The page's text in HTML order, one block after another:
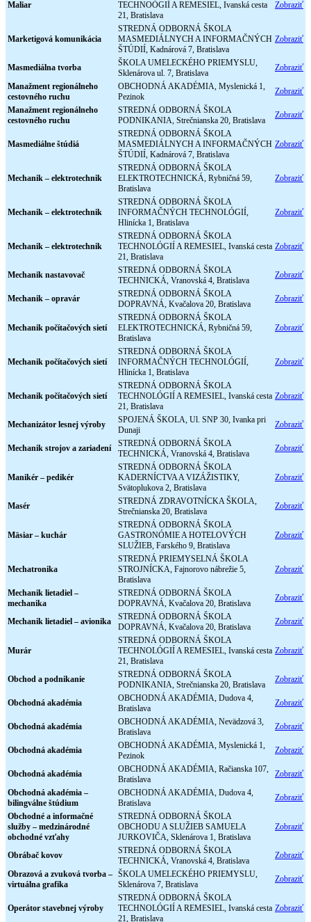
Maliar
TECHNOÓGIÍ A REMESIEL, Ivanská cesta
21, Bratislava
Zobraziť
Marketigová komunikácia
STREDNÁ ODBORNÁ ŠKOLA
MASMEDIÁLNYCH A INFORMAČNÝCH
ŠTÚDIÍ, Kadnárová 7, Bratislava
Zobraziť
Masmediálna tvorba
ŠKOLA UMELECKÉHO PRIEMYSLU,
Sklenárova ul. 7, Bratislava
Zobraziť
Manažment regionálneho
cestovného ruchu
OBCHODNÁ AKADÉMIA, Myslenická 1,
Pezinok
Zobraziť
Manažment regionálneho
cestovného ruchu
STREDNÁ ODBORNÁ ŠKOLA
PODNIKANIA, Strečnianska 20, Bratislava
Zobraziť
Masmediálne štúdiá
STREDNÁ ODBORNÁ ŠKOLA
MASMEDIÁLNYCH A INFORMAČNÝCH
ŠTÚDIÍ, Kadnárová 7, Bratislava
Zobraziť
Mechanik – elektrotechnik
STREDNÁ ODBORNÁ ŠKOLA
ELEKTROTECHNICKÁ, Rybničná 59,
Bratislava
Zobraziť
Mechanik – elektrotechnik
STREDNÁ ODBORNÁ ŠKOLA
INFORMAČNÝCH TECHNOLÓGIÍ,
Hlinícka 1, Bratislava
Zobraziť
Mechanik – elektrotechnik
STREDNÁ ODBORNÁ ŠKOLA
TECHNOLÓGIÍ A REMESIEL, Ivanská cesta
21, Bratislava
Zobraziť
Mechanik nastavovač
STREDNÁ ODBORNÁ ŠKOLA
TECHNICKÁ, Vranovská 4, Bratislava
Zobraziť
Mechanik – opravár
STREDNÁ ODBORNÁ ŠKOLA
DOPRAVNÁ, Kvačalova 20, Bratislava
Zobraziť
Mechanik počítačových sietí
STREDNÁ ODBORNÁ ŠKOLA
ELEKTROTECHNICKÁ, Rybničná 59,
Bratislava
Zobraziť
Mechanik počítačových sietí
STREDNÁ ODBORNÁ ŠKOLA
INFORMAČNÝCH TECHNOLÓGIÍ,
Hlinícka 1, Bratislava
Zobraziť
Mechanik počítačových sietí
STREDNÁ ODBORNÁ ŠKOLA
TECHNOLÓGIÍ A REMESIEL, Ivanská cesta
21, Bratislava
Zobraziť
Mechanizátor lesnej výroby
SPOJENÁ ŠKOLA, Ul. SNP 30, Ivanka pri
Dunaji
Zobraziť
Mechanik strojov a zariadení
STREDNÁ ODBORNÁ ŠKOLA
TECHNICKÁ, Vranovská 4, Bratislava
Zobraziť
Manikér – pedikér
STREDNÁ ODBORNÁ ŠKOLA
KADERNÍCTVA A VIZÁŽISTIKY,
Svätoplukova 2, Bratislava
Zobraziť
Masér
STREDNÁ ZDRAVOTNÍCKA ŠKOLA,
Strečnianska 20, Bratislava
Zobraziť
Mäsiar – kuchár
STREDNÁ ODBORNÁ ŠKOLA
GASTRONÓMIE A HOTELOVÝCH
SLUŽIEB, Farského 9, Bratislava
Zobraziť
Mechatronika
STREDNÁ PRIEMYSELNÁ ŠKOLA
STROJNÍCKA, Fajnorovo nábrežie 5,
Bratislava
Zobraziť
Mechanik lietadiel –
mechanika
STREDNÁ ODBORNÁ ŠKOLA
DOPRAVNÁ, Kvačalova 20, Bratislava
Zobraziť
Mechanik lietadiel – avionika
STREDNÁ ODBORNÁ ŠKOLA
DOPRAVNÁ, Kvačalova 20, Bratislava
Zobraziť
Murár
STREDNÁ ODBORNÁ ŠKOLA
TECHNOLÓGIÍ A REMESIEL, Ivanská cesta
21, Bratislava
Zobraziť
Obchod a podnikanie
STREDNÁ ODBORNÁ ŠKOLA
PODNIKANIA, Strečnianska 20, Bratislava
Zobraziť
Obchodná akadémia
OBCHODNÁ AKADÉMIA, Dudova 4,
Bratislava
Zobraziť
Obchodná akadémia
OBCHODNÁ AKADÉMIA, Nevädzová 3,
Bratislava
Zobraziť
Obchodná akadémia
OBCHODNÁ AKADÉMIA, Myslenická 1,
Pezinok
Zobraziť
Obchodná akadémia
OBCHODNÁ AKADÉMIA, Račianska 107,
Bratislava
Zobraziť
Obchodná akadémia –
bilingválne štúdium
OBCHODNÁ AKADÉMIA, Dudova 4,
Bratislava
Zobraziť
Obchodné a informačné
služby – medzinárodné
obchodné vzťahy
STREDNÁ ODBORNÁ ŠKOLA
OBCHODU A SLUŽIEB SAMUELA
JURKOVIČA, Sklenárova 1, Bratislava
Zobraziť
Obrábač kovov
STREDNÁ ODBORNÁ ŠKOLA
TECHNICKÁ, Vranovská 4, Bratislava
Zobraziť
Obrazová a zvuková tvorba –
virtuálna grafika
ŠKOLA UMELECKÉHO PRIEMYSLU,
Sklenárova 7, Bratislava
Zobraziť
Operátor stavebnej výroby
STREDNÁ ODBORNÁ ŠKOLA
TECHNOLÓGIÍ A REMESIEL, Ivanská cesta
21, Bratislava
Zobraziť